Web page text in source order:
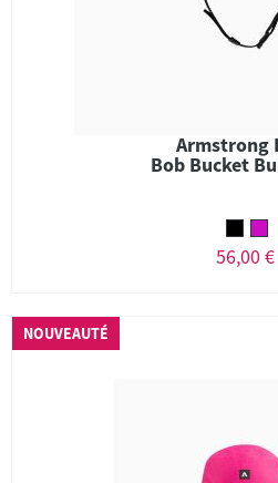
Armstrong
Bob Bucket
56,00 €
NOUVEAUTÉ